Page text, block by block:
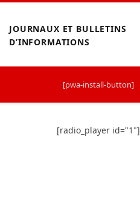
JOURNAUX ET BULLETINS
D’INFORMATIONS
[pwa-install-button]
[radio_player id="1"]